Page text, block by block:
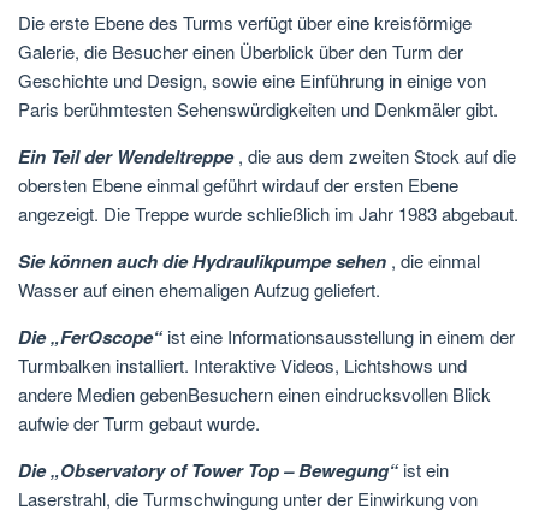
Die erste Ebene des Turms verfügt über eine kreisförmige
Galerie, die Besucher einen Überblick über den Turm der
Geschichte und Design, sowie eine Einführung in einige von
Paris berühmtesten Sehenswürdigkeiten und Denkmäler gibt.
Ein Teil der Wendeltreppe, die aus dem zweiten Stock auf die
obersten Ebene einmal geführt wirdauf der ersten Ebene
angezeigt. Die Treppe wurde schließlich im Jahr 1983 abgebaut.
Sie können auch die Hydraulikpumpe sehen , die einmal
Wasser auf einen ehemaligen Aufzug geliefert.
Die „FerOscope“ ist eine Informationsausstellung in einem der
Turmbalken installiert. Interaktive Videos, Lichtshows und
andere Medien gebenBesuchern einen eindrucksvollen Blick
aufwie der Turm gebaut wurde.
Die „Observatory of Tower Top – Bewegung“ ist ein
Laserstrahl, die Turmschwingung unter der Einwirkung von